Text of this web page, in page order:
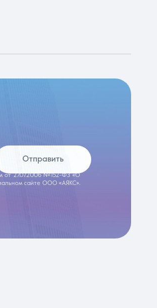
Отправить
от 27.07.2006 №152-ФЗ «О
сайте ООО «АЯКС».